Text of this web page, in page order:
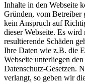
Inhalte in den Webseite
Gründen, vom Betreiber
kein Anspruch auf
dieser Webseite. Es
resultierende Schäden
Ihre Daten wie z.B. die
Webseite unterliegen
Datenschutz-Gesetzen.
verlangt, so geben wir